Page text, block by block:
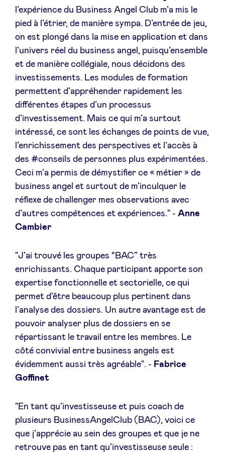
l’expérience du Business Angel Club m’a mis le
pied à l’étrier, de manière sympa. D’entrée de jeu,
on est plongé dans la mise en application et dans
l’univers réel du business angel, puisqu’ensemble
et de manière collégiale, nous décidons des
investissements. Les modules de formation
permettent d’appréhender rapidement les
différentes étapes d’un processus
d’investissement. Mais ce qui m’a surtout
intéressé, ce sont les échanges de points de vue,
l’enrichissement des perspectives et l’accès à
des #conseils de personnes plus expérimentées.
Ceci m’a permis de démystifier ce « métier » de
business angel et surtout de m’inculquer le
réflexe de challenger mes observations avec
d’autres compétences et expériences." - Anne
Cambier
"J’ai trouvé les groupes “BAC” très
enrichissants. Chaque participant apporte son
expertise fonctionnelle et sectorielle, ce qui
permet d’être beaucoup plus pertinent dans
l’analyse des dossiers. Un autre avantage est de
pouvoir analyser plus de dossiers en se
répartissant le travail entre les membres. Le
côté convivial entre business angels est
évidemment aussi très agréable". - Fabrice
Goffinet
"En tant qu’investisseuse et puis coach de
plusieurs BusinessAngelClub (BAC), voici ce
que j’apprécie au sein des groupes et que je ne
retrouve pas en tant qu’investisseuse seule :